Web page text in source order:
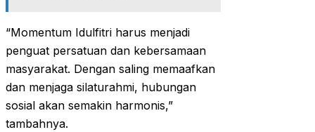
“Momentum Idulfitri harus menjadi
penguat persatuan dan kebersamaan
masyarakat. Dengan saling memaafkan
dan menjaga silaturahmi, hubungan
sosial akan semakin harmonis,”
tambahnya.